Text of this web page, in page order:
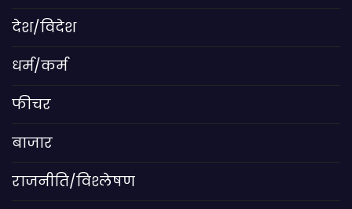
देश/विदेश
धर्म/कर्म
फीचर
बाजार
राजनीति/विश्लेषण